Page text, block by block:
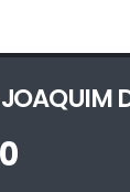
JOAQUIM